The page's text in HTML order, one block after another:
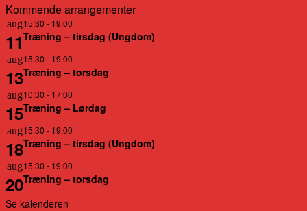
Kommende arrangementer
aug
11
15:30 - 19:00
Træning – tirsdag (Ungdom)
aug
13
15:30 - 19:00
Træning – torsdag
aug
15
10:30 - 17:00
Træning – Lørdag
aug
18
15:30 - 19:00
Træning – tirsdag (Ungdom)
aug
20
15:30 - 19:00
Træning – torsdag
Se kalenderen